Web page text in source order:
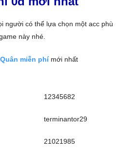
người có thể lựa chọn một acc phù
này nhé.
miễn phímới nhất
12345682
terminantor29
21021985